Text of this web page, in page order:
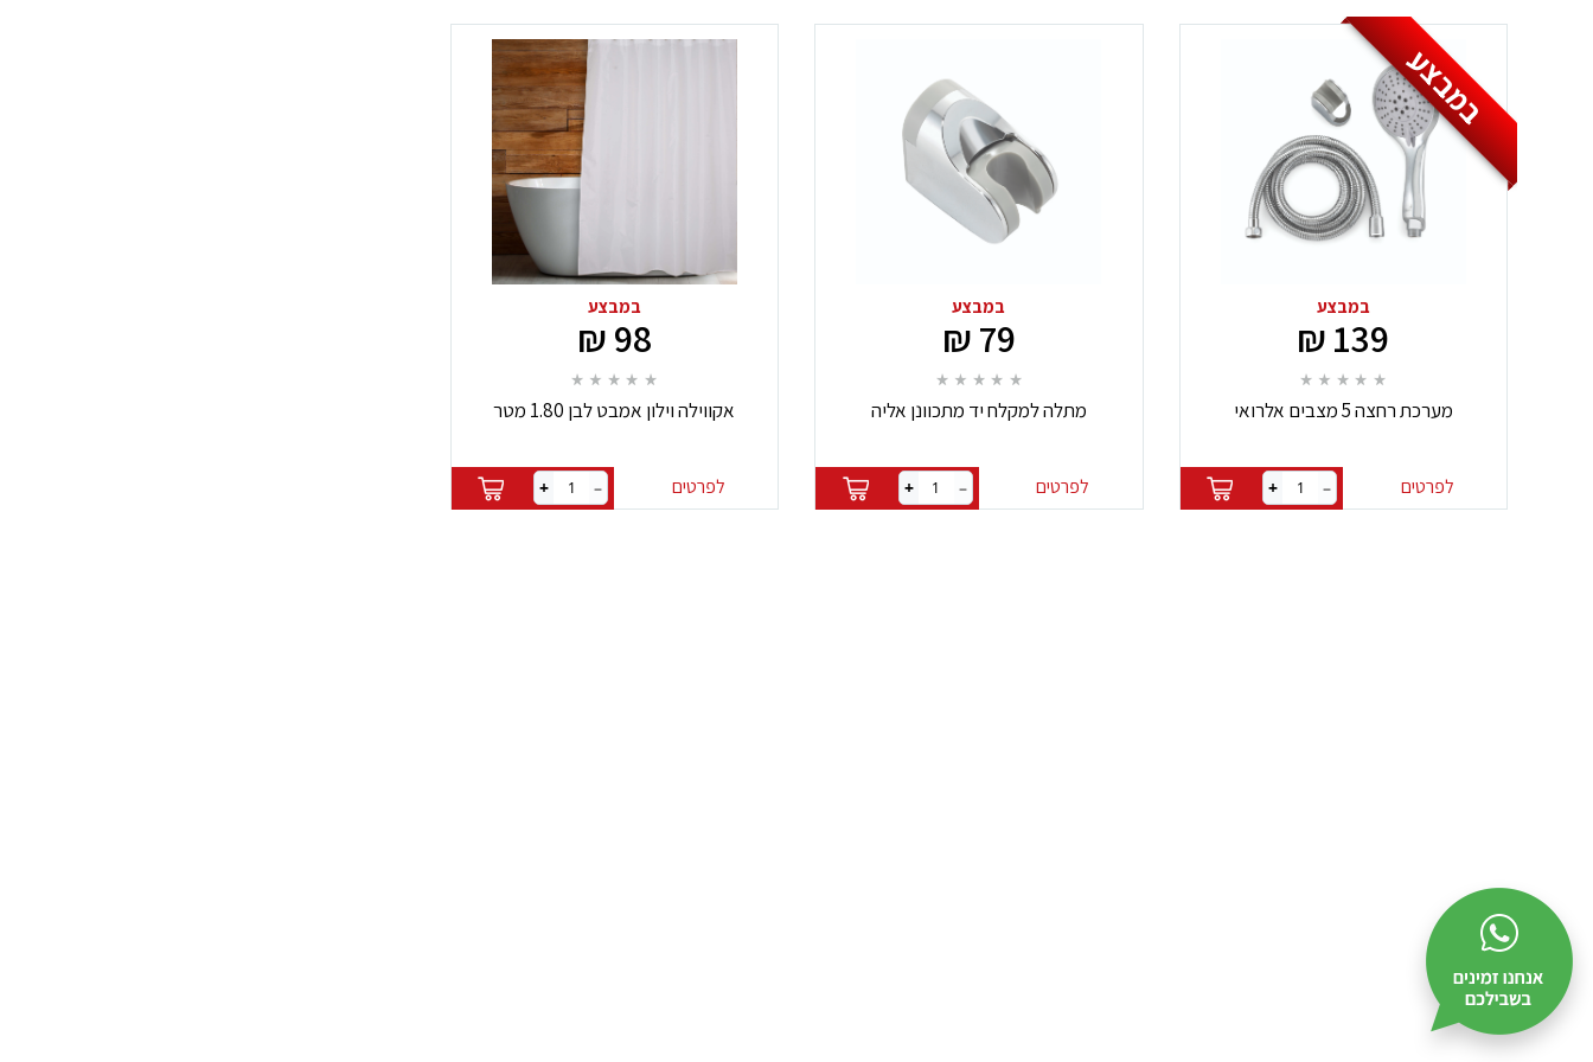
במבצע
במבצע
139 ₪
מערכת רחצה 5 מצבים אלרואי
לפרטים –
+
במבצע
79 ₪
מתלה למקלח יד מתכוונן אליה
לפרטים –
+
במבצע
98 ₪
אקווילה וילון אמבט לבן 1.80 מטר
לפרטים –
+